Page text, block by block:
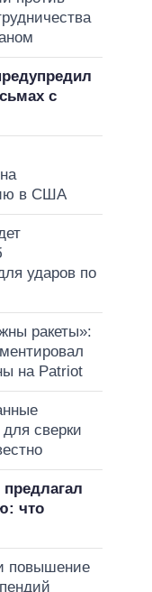
с
в США
ударов по
ракеты»:
на Patriot
сверки
что
повышение